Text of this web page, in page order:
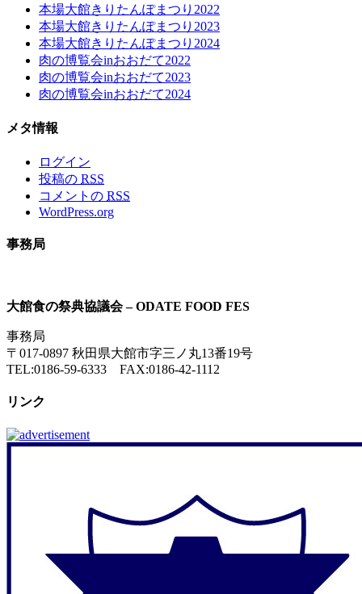
本場大館きりたんぽまつり2022
本場大館きりたんぽまつり2023
本場大館きりたんぽまつり2024
肉の博覧会inおおだて2022
肉の博覧会inおおだて2023
肉の博覧会inおおだて2024
メタ情報
ログイン
投稿の RSS
コメントの RSS
WordPress.org
事務局
大館食の祭典協議会 – ODATE FOOD FES
事務局
〒017-0897 秋田県大館市字三ノ丸13番19号
TEL:0186-59-6333 FAX:0186-42-1112
リンク